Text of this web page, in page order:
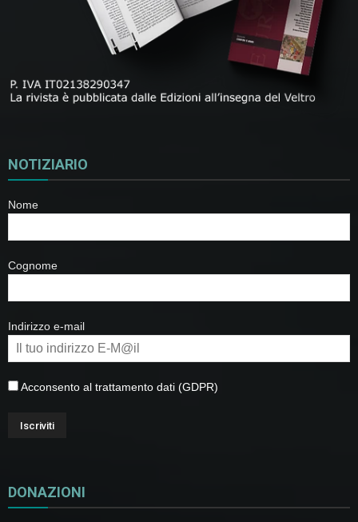
NOTIZIARIO
Nome
Cognome
Indirizzo e-mail
Acconsento al trattamento dati (GDPR)
DONAZIONI